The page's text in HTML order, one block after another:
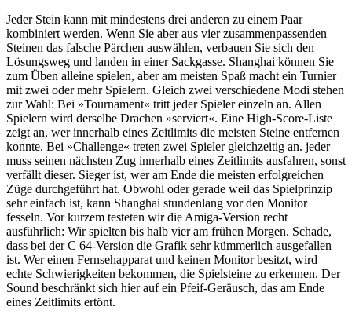
Jeder Stein kann mit mindestens drei anderen zu einem Paar
kombiniert werden. Wenn Sie aber aus vier zusammenpassenden
Steinen das falsche Pärchen auswählen, verbauen Sie sich den
Lösungsweg und landen in einer Sackgasse. Shanghai können Sie
zum Üben alleine spielen, aber am meisten Spaß macht ein Turnier
mit zwei oder mehr Spielern. Gleich zwei verschiedene Modi stehen
zur Wahl: Bei »Tournament« tritt jeder Spieler einzeln an. Allen
Spielern wird derselbe Drachen »serviert«. Eine High-Score-Liste
zeigt an, wer innerhalb eines Zeitlimits die meisten Steine entfernen
konnte. Bei »Challenge« treten zwei Spieler gleichzeitig an. jeder
muss seinen nächsten Zug innerhalb eines Zeitlimits ausfahren, sonst
verfällt dieser. Sieger ist, wer am Ende die meisten erfolgreichen
Züge durchgeführt hat. Obwohl oder gerade weil das Spielprinzip
sehr einfach ist, kann Shanghai stundenlang vor den Monitor
fesseln. Vor kurzem testeten wir die Amiga-Version recht
ausführlich: Wir spielten bis halb vier am frühen Morgen. Schade,
dass bei der C 64-Version die Grafik sehr kümmerlich ausgefallen
ist. Wer einen Fernsehapparat und keinen Monitor besitzt, wird
echte Schwierigkeiten bekommen, die Spielsteine zu erkennen. Der
Sound beschränkt sich hier auf ein Pfeif-Geräusch, das am Ende
eines Zeitlimits ertönt.